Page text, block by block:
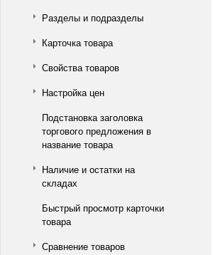
Разделы и подразделы
Карточка товара
Свойства товаров
Настройка цен
Подстановка заголовка
торгового предложения в
название товара
Наличие и остатки на
складах
Быстрый просмотр карточки
товара
Сравнение товаров